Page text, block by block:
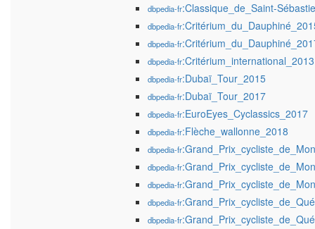
dbpedia-fr:Classique_de_Saint-
dbpedia-fr
dbpedia-fr
dbpedia-fr:Critérium_international_2013
dbpedia-fr:Dubaï_Tour_2015
dbpedia-fr:Dubaï_Tour_2017
dbpedia-fr:EuroEyes_Cyclassics_2017
dbpedia-fr:Flèche_wallonne_2018
dbpedia-fr
dbpedia-fr
dbpedia-fr
dbpedia-fr
dbpedia-fr